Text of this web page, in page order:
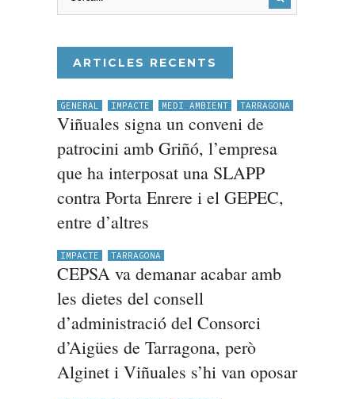
ARTICLES RECENTS
GENERAL IMPACTE MEDI AMBIENT TARRAGONA
Viñuales signa un conveni de
patrocini amb Griñó, l’empresa
que ha interposat una SLAPP
contra Porta Enrere i el GEPEC,
entre d’altres
IMPACTE TARRAGONA
CEPSA va demanar acabar amb
les dietes del consell
d’administració del Consorci
d’Aigües de Tarragona, però
Alginet i Viñuales s’hi van oposar